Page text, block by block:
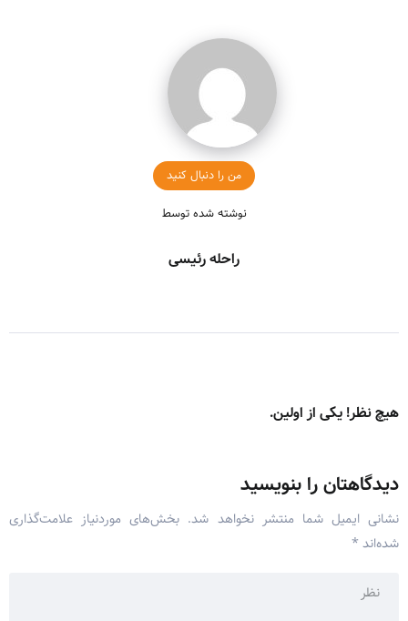
من را دنبال کنید
نوشته شده توسط
راحله رئیسی
هیچ نظر! یکی از اولین.
دیدگاهتان را بنویسید
نشانی ایمیل شما منتشر نخواهد شد. بخش‌های موردنیاز علامت‌گذاری
شده‌اند *